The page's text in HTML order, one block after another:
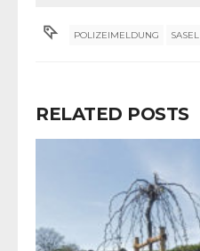
POLIZEIMELDUNG SASEL
RELATED POSTS